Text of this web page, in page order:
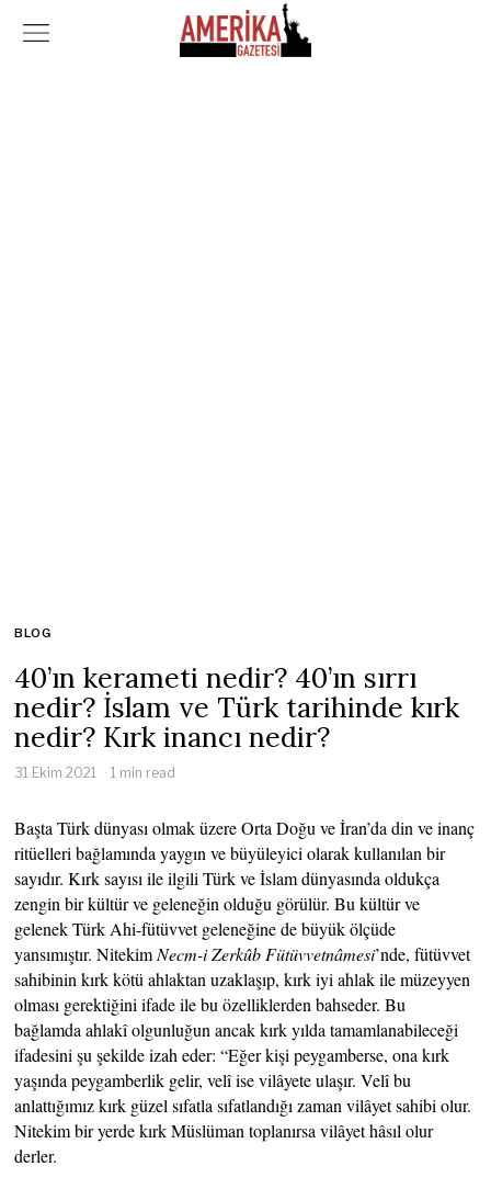
BLOG
40’ın kerameti nedir? 40’ın sırrı
nedir? İslam ve Türk tarihinde kırk
nedir? Kırk inancı nedir?
31 Ekim 2021 1 min read
Başta Türk dünyası olmak üzere Orta Doğu ve İran’da din ve inanç
ritüelleri bağlamında yaygın ve büyüleyici olarak kullanılan bir
sayıdır. Kırk sayısı ile ilgili Türk ve İslam dünyasında oldukça
zengin bir kültür ve geleneğin olduğu görülür. Bu kültür ve
gelenek Türk Ahi-fütüvvet geleneğine de büyük ölçüde
yansımıştır. Nitekim Necm-i Zerkûb Fütüvvetnâmesi’nde, fütüvvet
sahibinin kırk kötü ahlaktan uzaklaşıp, kırk iyi ahlak ile müzeyyen
olması gerektiğini ifade ile bu özelliklerden bahseder. Bu
bağlamda ahlakî olgunluğun ancak kırk yılda tamamlanabileceği
ifadesini şu şekilde izah eder: “Eğer kişi peygamberse, ona kırk
yaşında peygamberlik gelir, velî ise vilâyete ulaşır. Velî bu
anlattığımız kırk güzel sıfatla sıfatlandığı zaman vilâyet sahibi olur.
Nitekim bir yerde kırk Müslüman toplanırsa vilâyet hâsıl olur
derler.